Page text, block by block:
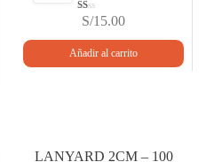
Va
lo
ra
do
en
1.
S/15.00
Añadir al carrito
LANYARD 2CM – 100